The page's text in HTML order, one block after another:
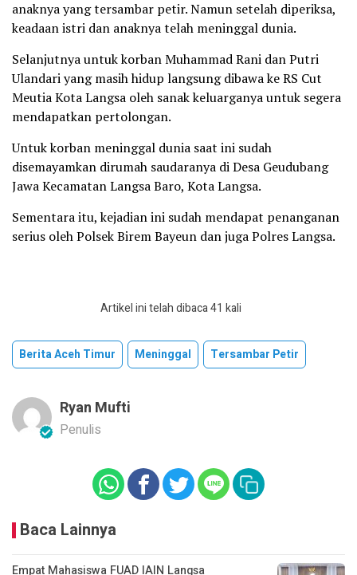
anaknya yang tersambar petir. Namun setelah diperiksa,
keadaan istri dan anaknya telah meninggal dunia.
Selanjutnya untuk korban Muhammad Rani dan Putri
Ulandari yang masih hidup langsung dibawa ke RS Cut
Meutia Kota Langsa oleh sanak keluarganya untuk segera
mendapatkan pertolongan.
Untuk korban meninggal dunia saat ini sudah
disemayamkan dirumah saudaranya di Desa Geudubang
Jawa Kecamatan Langsa Baro, Kota Langsa.
Sementara itu, kejadian ini sudah mendapat penanganan
serius oleh Polsek Birem Bayeun dan juga Polres Langsa.
Artikel ini telah dibaca 41 kali
Berita Aceh Timur Meninggal Tersambar Petir
Ryan Mufti
Penulis
Baca Lainnya
Empat Mahasiswa FUAD IAIN Langsa